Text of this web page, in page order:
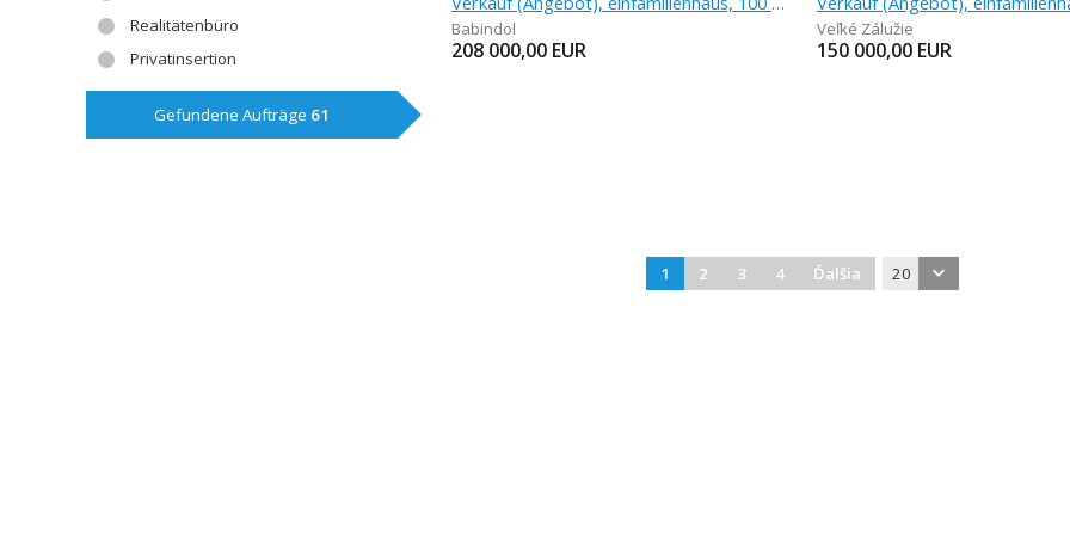
Realitätenbüro
Privatinsertion
Gefundene Aufträge 61
Babindol
208 000,00 EUR
Veľké Zálužie
150 000,00 EUR
1 2 3 4 Ďalšia 20